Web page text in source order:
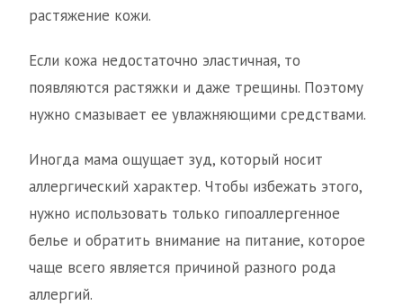
растяжение кожи.
Если кожа недостаточно эластичная, то
появляются растяжки и даже трещины. Поэтому
нужно смазывает ее увлажняющими средствами.
Иногда мама ощущает зуд, который носит
аллергический характер. Чтобы избежать этого,
нужно использовать только гипоаллергенное
белье и обратить внимание на питание, которое
чаще всего является причиной разного рода
аллергий.